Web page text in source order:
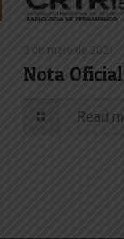
3 de maio de 2021
Nota
Read